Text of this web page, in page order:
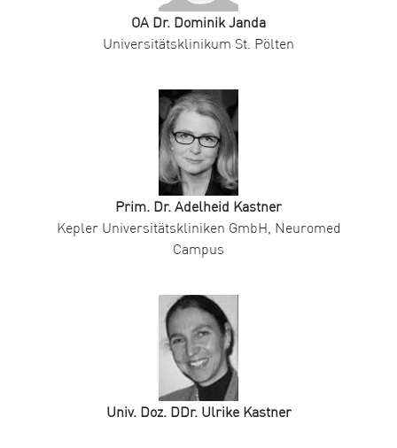
OA Dr. Dominik Janda
Universitätsklinikum St. Pölten
Prim. Dr. Adelheid Kastner
Kepler Universitätskliniken GmbH, Neuromed
Campus
Univ. Doz. DDr. Ulrike Kastner